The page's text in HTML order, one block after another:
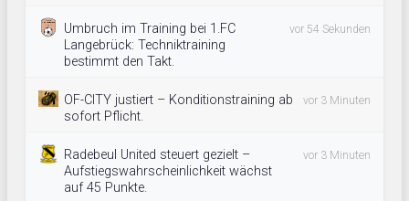
Umbruch im Training bei 1.FC
Langebrück: Techniktraining
bestimmt den Takt.
vor 54 Sekunden
OF-CITY justiert – Konditionstraining ab
sofort Pflicht.
vor 3 Minuten
Radebeul United steuert gezielt –
Aufstiegswahrscheinlichkeit wächst
auf 45 Punkte.
vor 3 Minuten